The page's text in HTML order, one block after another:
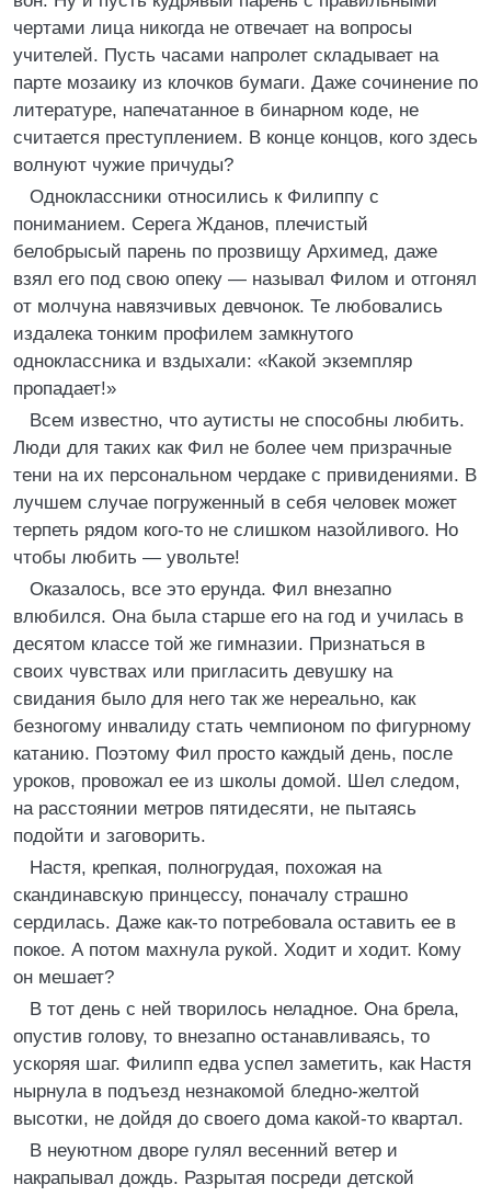
чертами лица никогда не отвечает на вопросы
учителей. Пусть часами напролет складывает на
парте мозаику из клочков бумаги. Даже сочинение по
литературе, напечатанное в бинарном коде, не
считается преступлением. В конце концов, кого здесь
волнуют чужие причуды?
Одноклассники относились к Филиппу с
пониманием. Серега Жданов, плечистый
белобрысый парень по прозвищу Архимед, даже
взял его под свою опеку — называл Филом и отгонял
от молчуна навязчивых девчонок. Те любовались
издалека тонким профилем замкнутого
одноклассника и вздыхали: «Какой экземпляр
пропадает!»
Всем известно, что аутисты не способны любить.
Люди для таких как Фил не более чем призрачные
тени на их персональном чердаке с привидениями. В
лучшем случае погруженный в себя человек может
терпеть рядом кого-то не слишком назойливого. Но
чтобы любить — увольте!
Оказалось, все это ерунда. Фил внезапно
влюбился. Она была старше его на год и училась в
десятом классе той же гимназии. Признаться в
своих чувствах или пригласить девушку на
свидания было для него так же нереально, как
безногому инвалиду стать чемпионом по фигурному
катанию. Поэтому Фил просто каждый день, после
уроков, провожал ее из школы домой. Шел следом,
на расстоянии метров пятидесяти, не пытаясь
подойти и заговорить.
Настя, крепкая, полногрудая, похожая на
скандинавскую принцессу, поначалу страшно
сердилась. Даже как-то потребовала оставить ее в
покое. А потом махнула рукой. Ходит и ходит. Кому
он мешает?
В тот день с ней творилось неладное. Она брела,
опустив голову, то внезапно останавливаясь, то
ускоряя шаг. Филипп едва успел заметить, как Настя
нырнула в подъезд незнакомой бледно-желтой
высотки, не дойдя до своего дома какой-то квартал.
В неуютном дворе гулял весенний ветер и
накрапывал дождь. Разрытая посреди детской